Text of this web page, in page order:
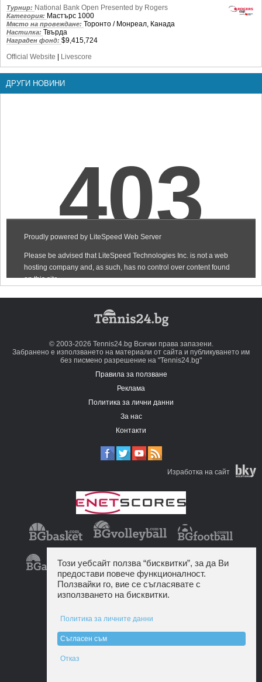
Турнир: National Bank Open Presented by Rogers
Категория: Мастърс 1000
Място на провеждане: Торонто / Монреал, Канада
Настилка: Твърда
Награден фонд: $9,415,724
Official Website | Livescore
ДРУГИ НОВИНИ
© 2003-2026 Tennis24.bg Всички права запазени.
Забранено е използването на материали от сайта и публикуването им
без писмено разрешение на "Tennis24.bg"
Правила за ползване
Реклама
Политика за лични данни
За нас
Контакти
Изработка на сайт
Този уебсайт ползва “бисквитки”, за да Ви
предостави повече функционалност.
Ползвайки го, вие се съгласявате с
използването на бисквитки.
Политика за личните данни
Съгласен съм
Отказ